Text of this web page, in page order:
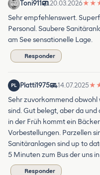
Toni911 20.03.2026★ ★
Sehr empfehlenswert.
Personal. Saubere
am See sensationelle Lage.
Responder
PL Platti1975 14.07.2025★
Sehr zuvorkommend
sind. Gut belegt, aber da
in der Früh kommt ein
Vorbestellungen. Parzellen
Sanitäranlagen sind up to
5 Minuten zum Bus der uns
Responder